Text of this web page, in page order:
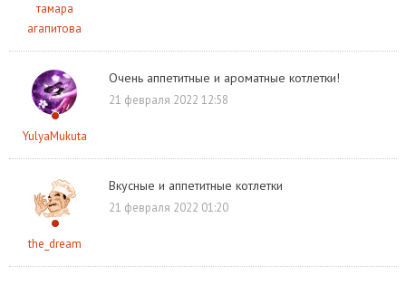
тамара
агапитова
YulyaMukuta
Очень аппетитные и ароматные котлетки!
21 февраля 2022 12:58
the_dream
Вкусные и аппетитные котлетки
21 февраля 2022 01:20